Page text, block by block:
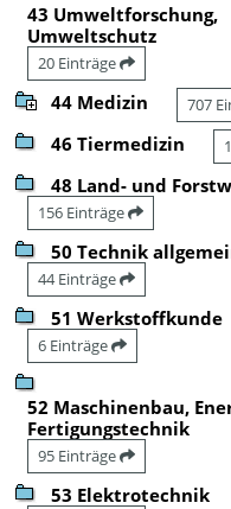
43 Umweltforschung,
Umweltschutz
20 Einträge
44 Medizin 707
46 Tiermedizin
48 Land- und
156 Einträge
50 Technik
44 Einträge
51 Werkstoffkunde
6 Einträge
52 Maschinenbau,
Fertigungstechnik
95 Einträge
53 Elektrotechnik